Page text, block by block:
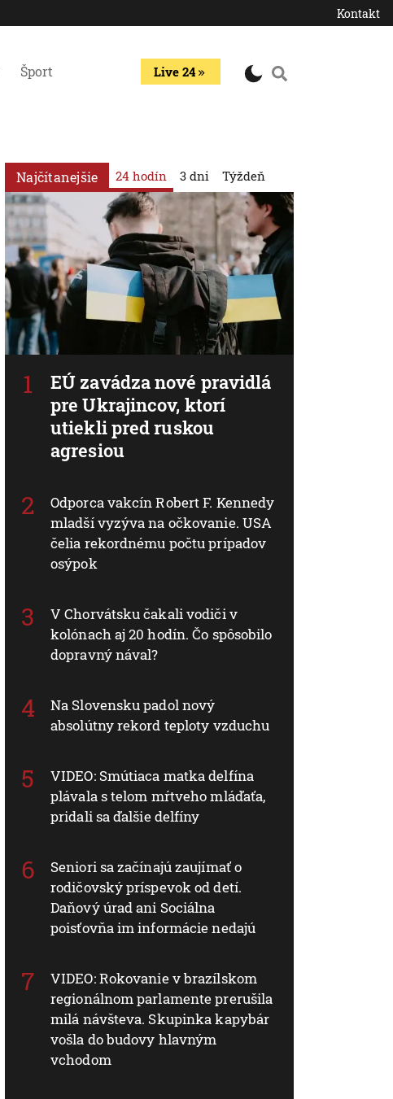
Kontakt
Šport Live 24
Najčítanejšie 24 hodín
EÚ zavádza nové pravidlá
pre Ukrajincov, ktorí
utiekli pred ruskou
agresiou
Odporca vakcín Robert F. Kennedy
mladší vyzýva na očkovanie. USA
čelia rekordnému počtu prípadov
osýpok
V Chorvátsku čakali vodiči v
kolónach aj 20 hodín. Čo spôsobilo
dopravný nával?
Na Slovensku padol nový
absolútny rekord teploty vzduchu
VIDEO: Smútiaca matka delfína
plávala s telom mŕtveho mláďaťa,
pridali sa ďalšie delfíny
Seniori sa začínajú zaujímať o
rodičovský príspevok od detí.
Daňový úrad ani Sociálna
poisťovňa im informácie nedajú
VIDEO: Rokovanie v brazílskom
regionálnom parlamente prerušila
milá návšteva. Skupinka kapybár
vošla do budovy hlavným
vchodom
3 dni Týždeň